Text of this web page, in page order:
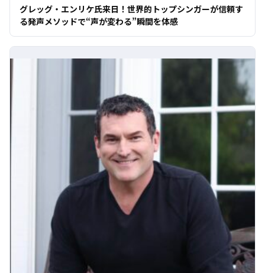
グレッグ・エンリケ氏来日！世界的トップシンガーが信頼す
る発声メソッドで“声が変わる”瞬間を体感